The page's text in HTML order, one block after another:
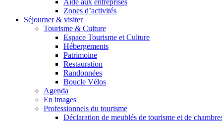
Aide aux entreprises
Zones d’activités
Séjourner & visiter
Tourisme & Culture
Espace Tourisme et Culture
Hébergements
Patrimoine
Restauration
Randonnées
Boucle Vélos
Agenda
En images
Professionnels du tourisme
Déclaration de meublés de tourisme et de